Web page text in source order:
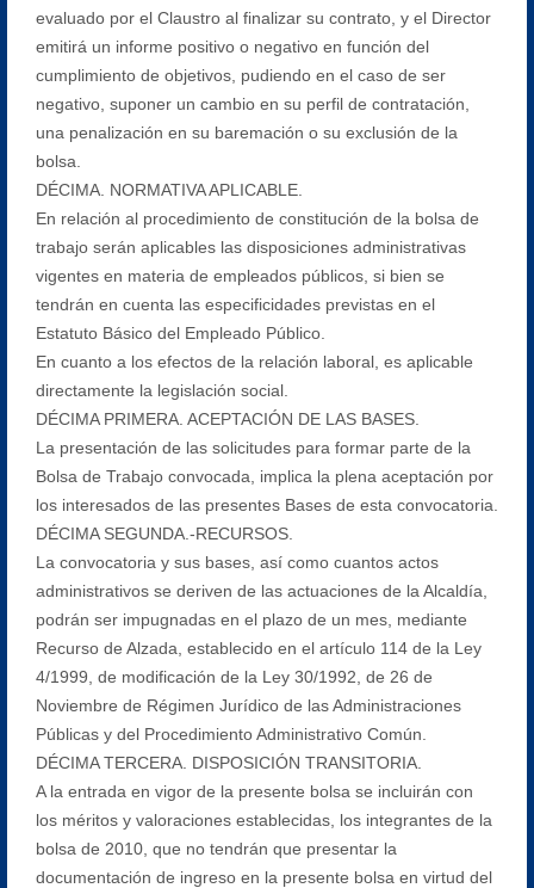
evaluado por el Claustro al finalizar su contrato, y el Director
emitirá un informe positivo o negativo en función del
cumplimiento de objetivos, pudiendo en el caso de ser
negativo, suponer un cambio en su perfil de contratación,
una penalización en su baremación o su exclusión de la
bolsa.
DÉCIMA. NORMATIVA APLICABLE.
En relación al procedimiento de constitución de la bolsa de
trabajo serán aplicables las disposiciones administrativas
vigentes en materia de empleados públicos, si bien se
tendrán en cuenta las especificidades previstas en el
Estatuto Básico del Empleado Público.
En cuanto a los efectos de la relación laboral, es aplicable
directamente la legislación social.
DÉCIMA PRIMERA. ACEPTACIÓN DE LAS BASES.
La presentación de las solicitudes para formar parte de la
Bolsa de Trabajo convocada, implica la plena aceptación por
los interesados de las presentes Bases de esta convocatoria.
DÉCIMA SEGUNDA.-RECURSOS.
La convocatoria y sus bases, así como cuantos actos
administrativos se deriven de las actuaciones de la Alcaldía,
podrán ser impugnadas en el plazo de un mes, mediante
Recurso de Alzada, establecido en el artículo 114 de la Ley
4/1999, de modificación de la Ley 30/1992, de 26 de
Noviembre de Régimen Jurídico de las Administraciones
Públicas y del Procedimiento Administrativo Común.
DÉCIMA TERCERA. DISPOSICIÓN TRANSITORIA.
A la entrada en vigor de la presente bolsa se incluirán con
los méritos y valoraciones establecidas, los integrantes de la
bolsa de 2010, que no tendrán que presentar la
documentación de ingreso en la presente bolsa en virtud del